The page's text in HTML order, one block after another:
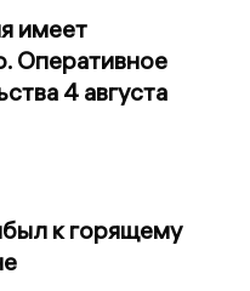
имеет
Оперативное
4 августа
к горящему